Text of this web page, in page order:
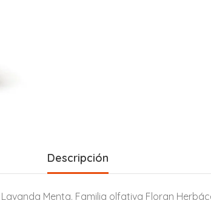
Descripción
Menta. Familia olfativa Floran